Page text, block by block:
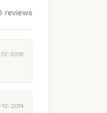
reviews
2018
2014